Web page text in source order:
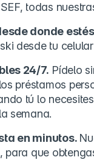
todas
donde
desde tu
24/7. Pídelo
préstamos
tú lo
semana.
en minutos.
para que